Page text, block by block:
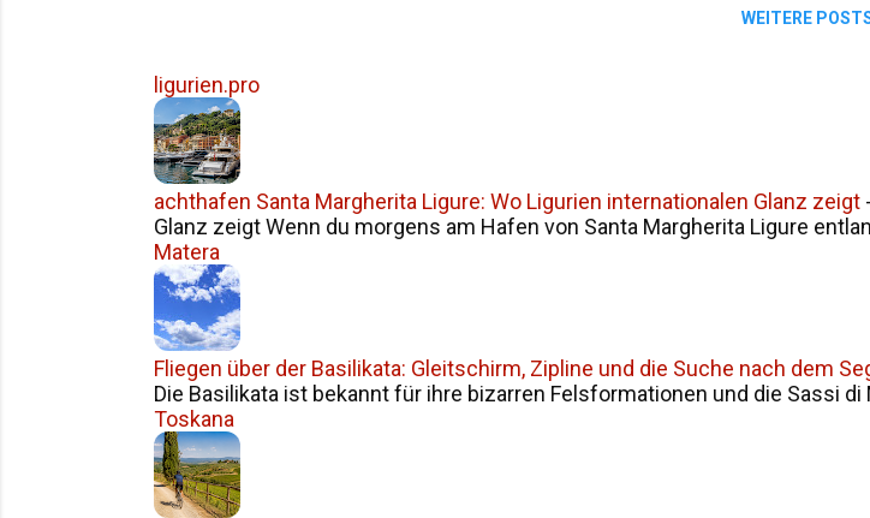
WEITERE
ligurien.pro
achthafen Santa Margherita Ligure: Wo Ligurien internationalen Glanz zeigt -
Glanz zeigt Wenn du morgens am Hafen von Santa Margherita Ligure
Matera
Fliegen über der Basilikata: Gleitschirm, Zipline und die Suche nach dem
Die Basilikata ist bekannt für ihre bizarren Felsformationen und die Sassi di
Toskana